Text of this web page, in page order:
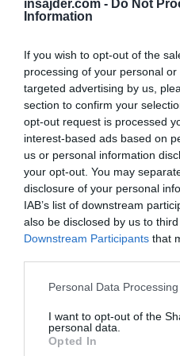
insajder.com - Do Not
Information
If you wish to opt-out of the
processing of your personal
targeted advertising by us,
section to confirm your
opt-out request is processed
interest-based ads based on
us or personal information
your opt-out. You may
disclosure of your personal
IAB’s list of downstream
also be disclosed by us to
Downstream Participants that
Personal Data
I want to opt-out of the
personal data.
Opted In
https://t.co/i30BGXQs2I
— ADAM (@adamemedia1)June 13,
Reuters ni mogel
BlackCore, ali najti
evidencah. Po kontaktu
LinkedIn izbrisani.
Dvojni standard: Ko
o Izraelu
To je natančno tisto, za
najpogosteje obtožujejo
vodilni mediji praviloma